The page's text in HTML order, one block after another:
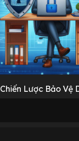
Chiến Lược Bảo Vệ